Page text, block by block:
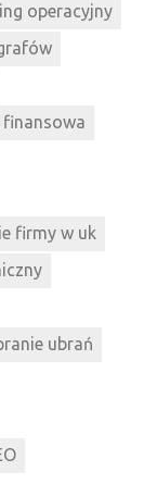
operacyjny
finansowa
firmy w uk
ubrań